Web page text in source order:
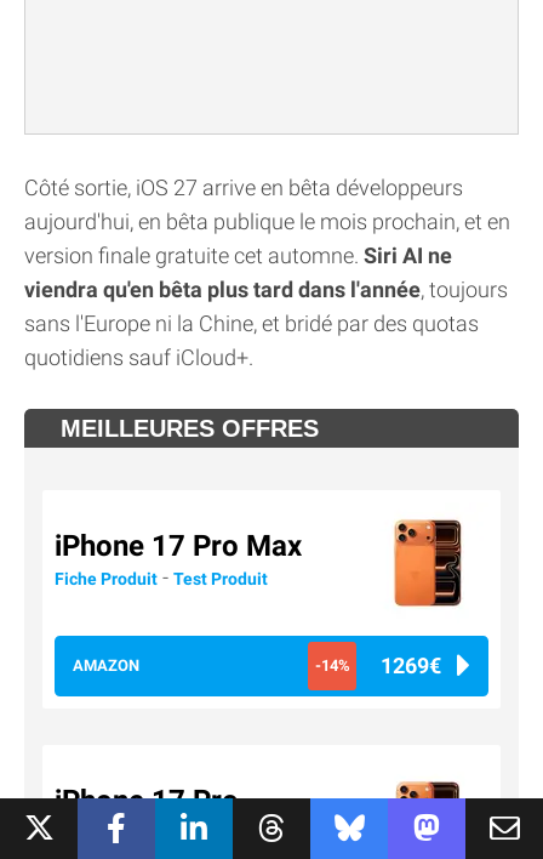
Côté sortie, iOS 27 arrive en bêta développeurs
aujourd'hui, en bêta publique le mois prochain, et en
version finale gratuite cet automne. Siri AI ne
viendra qu'en bêta plus tard dans l'année, toujours
sans l'Europe ni la Chine, et bridé par des quotas
quotidiens sauf iCloud+.
MEILLEURES OFFRES
iPhone 17 Pro Max
Fiche Produit - Test Produit
AMAZON -14% 1269€
iPhone 17 Pro
Fiche Produit Test Produit